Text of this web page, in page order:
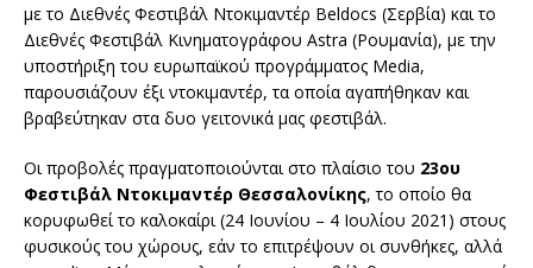
με το Διεθνές Φεστιβάλ Ντοκιμαντέρ Beldocs (Σερβία) και το
Διεθνές Φεστιβάλ Κινηματογράφου Astra (Ρουμανία), με την
υποστήριξη του ευρωπαϊκού προγράμματος Media,
παρουσιάζουν έξι ντοκιμαντέρ, τα οποία αγαπήθηκαν και
βραβεύτηκαν στα δυο γειτονικά μας φεστιβάλ.
Οι προβολές πραγματοποιούνται στο πλαίσιο του 23ου
Φεστιβάλ Ντοκιμαντέρ Θεσσαλονίκης, το οποίο θα
κορυφωθεί το καλοκαίρι (24 Ιουνίου – 4 Ιουλίου 2021) στους
φυσικούς του χώρους, εάν το επιτρέψουν οι συνθήκες, αλλά